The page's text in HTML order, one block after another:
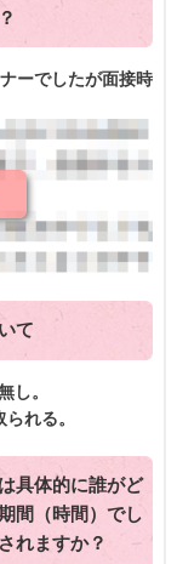
ーでしたが面接時
て
し。
れる。
具体的に誰がど
間（時間）でし
れますか？